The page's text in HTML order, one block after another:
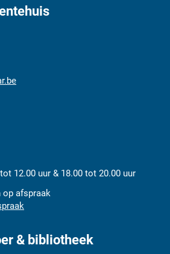
tot 12.00 uur & 18.00 tot 20.00 uur
op afspraak
& bibliotheek